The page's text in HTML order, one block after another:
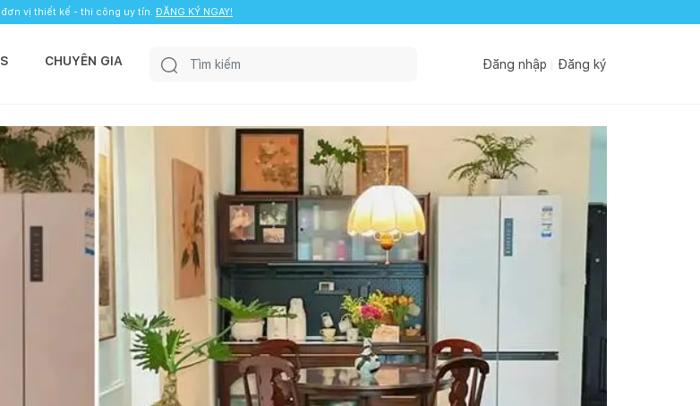
đơn vị thiết kế - thi công uy tín. ĐĂNG KÝ NGAY!
CHUYÊN GIA Đăng nhập Đăng ký